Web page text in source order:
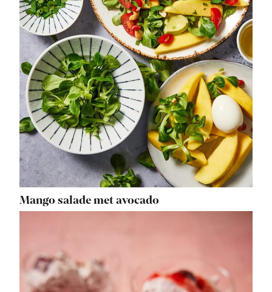
Mango salade met avocado